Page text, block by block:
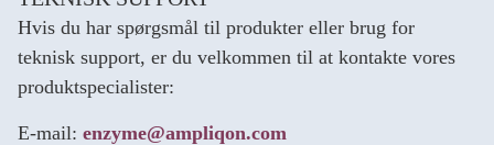
Hvis du har spørgsmål til produkter eller brug for
teknisk support, er du velkommen til at kontakte vores
produktspecialister:
E-mail: enzyme@ampliqon.com